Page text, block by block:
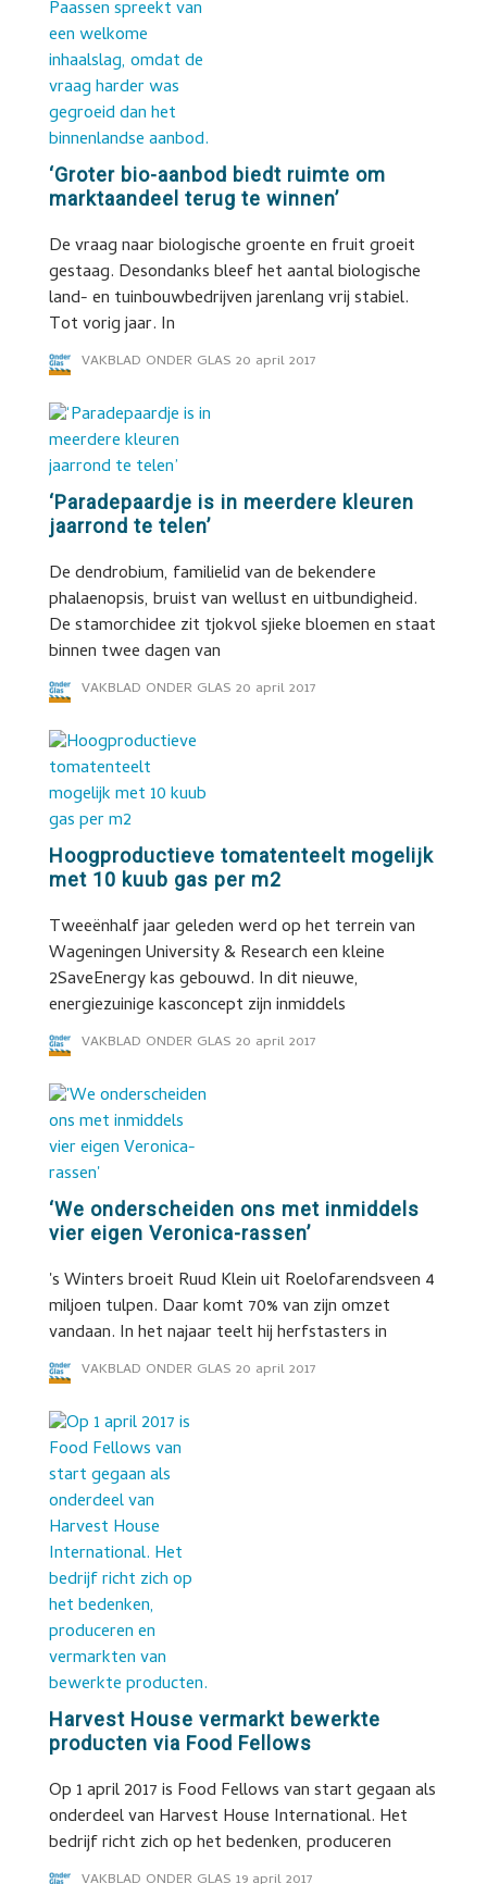
‘Groter bio-aanbod biedt ruimte om
marktaandeel terug te winnen’
De vraag naar biologische groente en fruit groeit
gestaag. Desondanks bleef het aantal biologische
land- en tuinbouwbedrijven jarenlang vrij stabiel.
Tot vorig jaar. In
VAKBLAD ONDER GLAS 20 april 2017
‘Paradepaardje is in meerdere kleuren
jaarrond te telen’
De dendrobium, familielid van de bekendere
phalaenopsis, bruist van wellust en uitbundigheid.
De stamorchidee zit tjokvol sjieke bloemen en staat
binnen twee dagen van
VAKBLAD ONDER GLAS 20 april 2017
Hoogproductieve tomatenteelt mogelijk
met 10 kuub gas per m2
Tweeënhalf jaar geleden werd op het terrein van
Wageningen University & Research een kleine
2SaveEnergy kas gebouwd. In dit nieuwe,
energiezuinige kasconcept zijn inmiddels
VAKBLAD ONDER GLAS 20 april 2017
‘We onderscheiden ons met inmiddels
vier eigen Veronica-rassen’
's Winters broeit Ruud Klein uit Roelofarendsveen 4
miljoen tulpen. Daar komt 70% van zijn omzet
vandaan. In het najaar teelt hij herfstasters in
VAKBLAD ONDER GLAS 20 april 2017
Harvest House vermarkt bewerkte
producten via Food Fellows
Op 1 april 2017 is Food Fellows van start gegaan als
onderdeel van Harvest House International. Het
bedrijf richt zich op het bedenken, produceren